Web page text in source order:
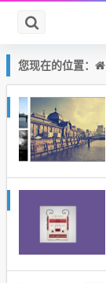
您现在的位置：